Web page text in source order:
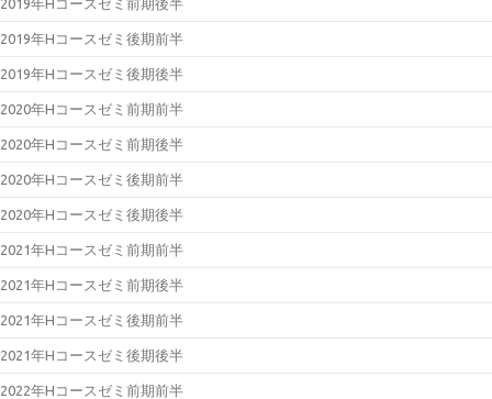
2019年Hコースゼミ後期前半
2019年Hコースゼミ後期後半
2020年Hコースゼミ前期前半
2020年Hコースゼミ前期後半
2020年Hコースゼミ後期前半
2020年Hコースゼミ後期後半
2021年Hコースゼミ前期前半
2021年Hコースゼミ前期後半
2021年Hコースゼミ後期前半
2021年Hコースゼミ後期後半
2022年Hコースゼミ前期前半